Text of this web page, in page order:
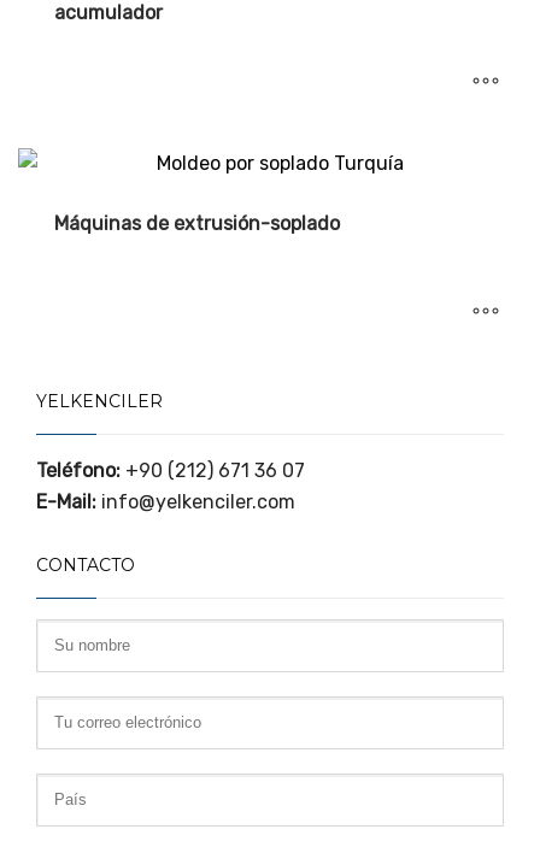
acumulador
Máquinas de extrusión-soplado
YELKENCILER
Teléfono: +90 (212) 671 36 07
E-Mail: info@yelkenciler.com
CONTACTO